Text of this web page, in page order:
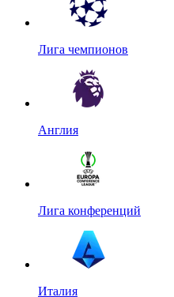
Лига чемпионов
Англия
Лига конференций
Италия